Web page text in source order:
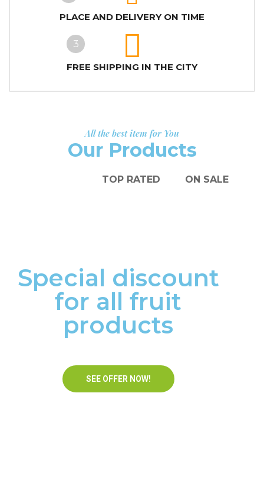
PLACE AND DELIVERY ON TIME
3
FREE SHIPPING IN THE CITY
All the best item for You
Our Products
TOP RATED ON SALE
Special discount
for all fruit
products
SEE OFFER NOW!